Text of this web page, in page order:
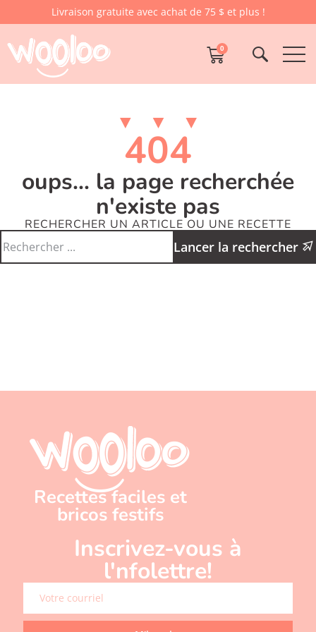
Livraison gratuite avec achat de 75 $ et plus !
0
404
oups... la page recherchée
n'existe pas
RECHERCHER UN ARTICLE OU UNE RECETTE
Lancer la rechercher
Recettes faciles et
bricos festifs
Inscrivez-vous à
l'nfolettre!